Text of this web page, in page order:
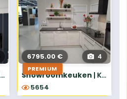
PREMIUM
6795.00 € 4
Showroomkeuken | Kampen | Riva beton wit
5654